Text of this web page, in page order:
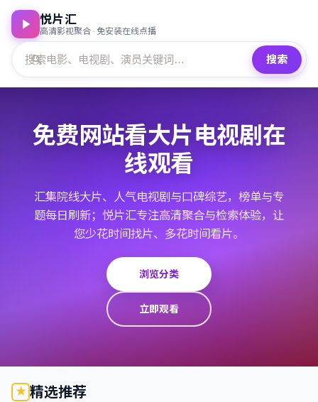
悦片汇
高清影视聚合 · 免安装在线点播
搜索
免费网站看大片电视剧在
线观看
汇集院线大片、人气电视剧与口碑综艺，榜单与专
题每日刷新；悦片汇专注高清聚合与检索体验，让
您少花时间找片、多花时间看片。
浏览分类
立即观看
精选推荐